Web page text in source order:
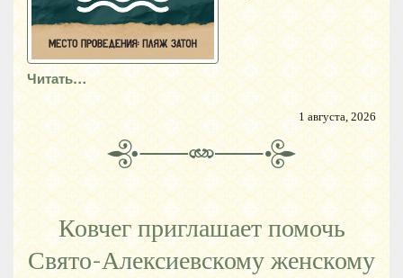
Читать…
1 августа, 2026
Ковчег приглашает помочь
Свято-Алексиевскому женскому